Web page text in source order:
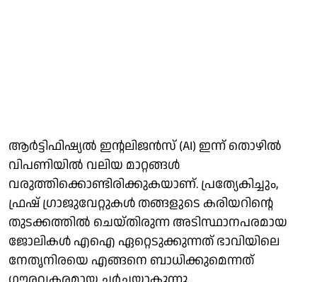
ആർട്ടിഫിഷ്യൽ ഇന്റലിജൻസ് (AI) ഇന്ന് തൊഴിൽ
വിപണിയിൽ വലിയ മാറ്റങ്ങൾ
വരുത്തിക്കൊണ്ടിരിക്കുകയാണ്. പ്രത്യേകിച്ചും,
ഫ്രഷ് ഗ്രാജുവേറ്റുകൾ തങ്ങളുടെ കരിയറിന്റെ
തുടക്കത്തിൽ ചെയ്തിരുന്ന അടിസ്ഥാനപരമായ
ജോലികൾ എഐ ഏറ്റെടുക്കുന്നത് ഭാവിയിലെ
നേതൃനിരയെ എങ്ങനെ ബാധിക്കുമെന്നത്